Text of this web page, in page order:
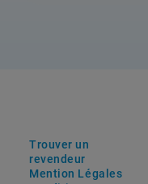
Trouver un
revendeur
Mention Légales